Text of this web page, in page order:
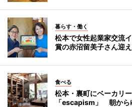
暮らす・働く
松本で女性起業家交流
賞の赤沼留美子さん迎え
食べる
松本・裏町にベーカリ
「escapism」 朝から